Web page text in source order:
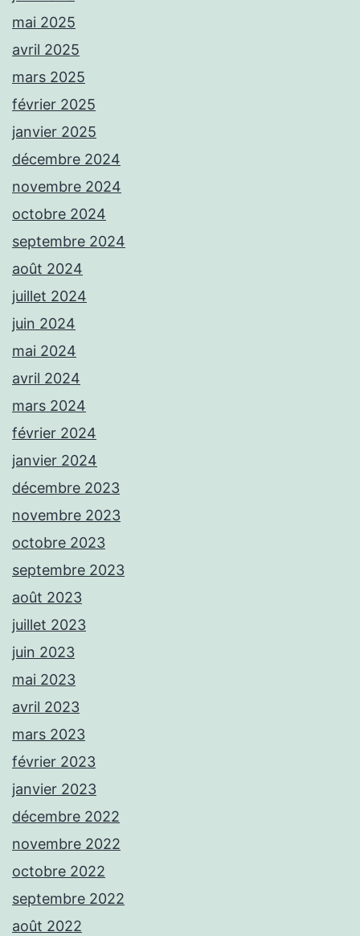
mai 2025
avril 2025
mars 2025
février 2025
janvier 2025
décembre 2024
novembre 2024
octobre 2024
septembre 2024
août 2024
juillet 2024
juin 2024
mai 2024
avril 2024
mars 2024
février 2024
janvier 2024
décembre 2023
novembre 2023
octobre 2023
septembre 2023
août 2023
juillet 2023
juin 2023
mai 2023
avril 2023
mars 2023
février 2023
janvier 2023
décembre 2022
novembre 2022
octobre 2022
septembre 2022
août 2022